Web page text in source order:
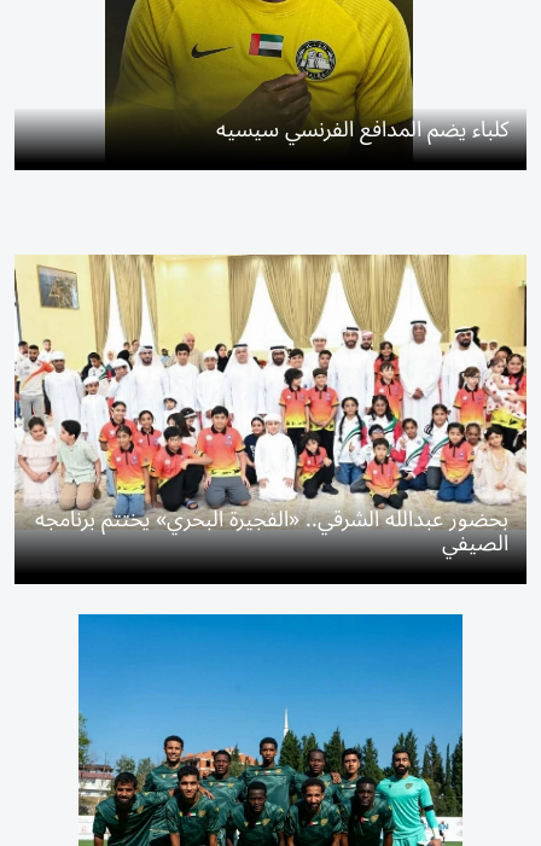
كلباء يضم المدافع الفرنسي سيسيه
بحضور عبدالله الشرقي.. «الفجيرة البحري» يختتم برنامجه
الصيفي